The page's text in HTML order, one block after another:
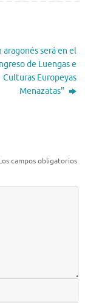
aragonés será en el
de Luengas e
Culturas Europeyas
Menazatas"
campos obligatorios